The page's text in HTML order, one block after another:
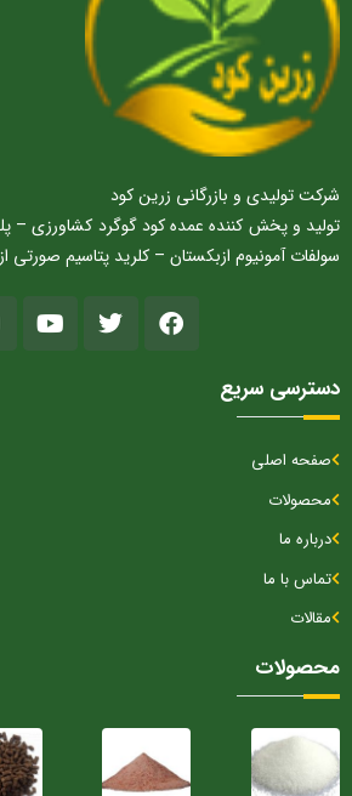
شرکت تولیدی و بازرگانی زرین کود
تولید و پخش کننده عمده کود گوگرد کشاورزی
سولفات آمونیوم ازبکستان – کلرید پتاسیم صورتی
دسترسی سریع
صفحه اصلی
محصولات
درباره ما
تماس با ما
مقالات
محصولات